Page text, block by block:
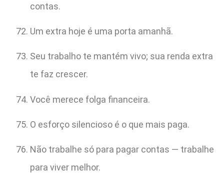
contas.
Um extra hoje é uma porta amanhã.
Seu trabalho te mantém vivo; sua renda extra
te faz crescer.
Você merece folga financeira.
O esforço silencioso é o que mais paga.
Não trabalhe só para pagar contas — trabalhe
para viver melhor.